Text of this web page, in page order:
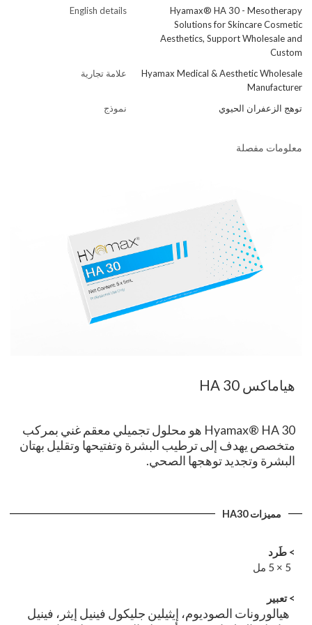
English details
Hyamax® HA 30 - Mesotherapy
Solutions for Skincare Cosmetic
Aesthetics, Support Wholesale and
Custom
علامة تجارية
Hyamax Medical & Aesthetic Wholesale
Manufacturer
نموذج
توهج الزعفران الحيوي
معلومات مفصلة
هياماكس HA 30
Hyamax® HA 30 هو محلول تجميلي معقم غني بمركب
متخصص يهدف إلى ترطيب البشرة وتفتيحها وتقليل بهتان
البشرة وتجديد توهجها الصحي.
مميزات HA30
> طَرد
5 × 5 مل
> تعبير
هيالورونات الصوديوم، إيثيلين جليكول فينيل إيثر، فينيل